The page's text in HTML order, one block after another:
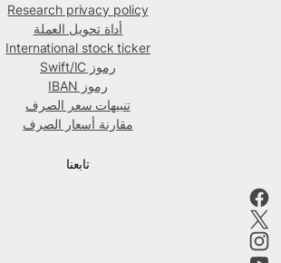
Research privacy policy
أداة تحويل العملة
International stock ticker
رموز Swift/IC
رموز IBAN
تنبيهات سعر الصرف
مقارنة أسعار الصرف
تابعنا